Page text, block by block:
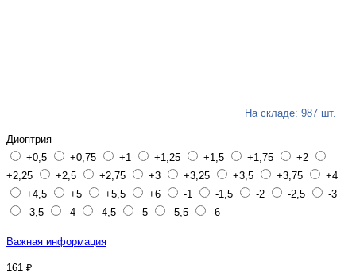
На складе: 987 шт.
Диоптрия
+0,5
+0,75 +1 +1,25 +1,5 +1,75
+2
+2,25
+2,5 +2,75 +3 +3,25 +3,5 +3,75
+4
+4,5
+5 +5,5 +6 -1 -1,5 -2 -2,5
-3
-3,5
-4 -4,5 -5 -5,5 -6
Важная информация
161 ₽